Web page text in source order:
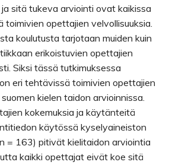
sitä tukeva arviointi ovat kaikissa
toimivien opettajien velvollisuuksia.
koulutusta tarjotaan muiden kuin
erikoistuvien opettajien
Siksi tässä tutkimuksessa
eri tehtävissä toimivien opettajien
kielen taidon arvioinnissa.
kokemuksia ja käytänteitä
käytössä kyselyaineiston
= 163) pitivät kielitaidon arviointia
kaikki opettajat eivät koe sitä